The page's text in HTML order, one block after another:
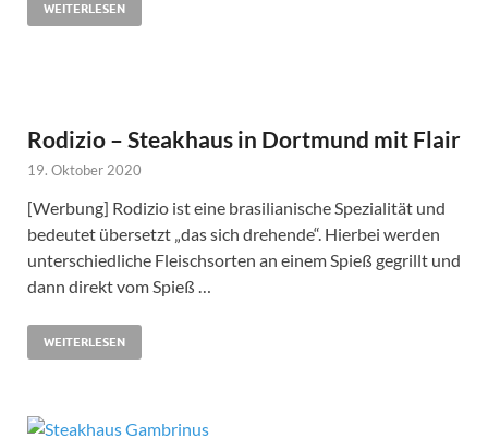
WEITERLESEN
Rodizio – Steakhaus in Dortmund mit Flair
19. Oktober 2020
[Werbung] Rodizio ist eine brasilianische Spezialität und
bedeutet übersetzt „das sich drehende“. Hierbei werden
unterschiedliche Fleischsorten an einem Spieß gegrillt und
dann direkt vom Spieß …
WEITERLESEN